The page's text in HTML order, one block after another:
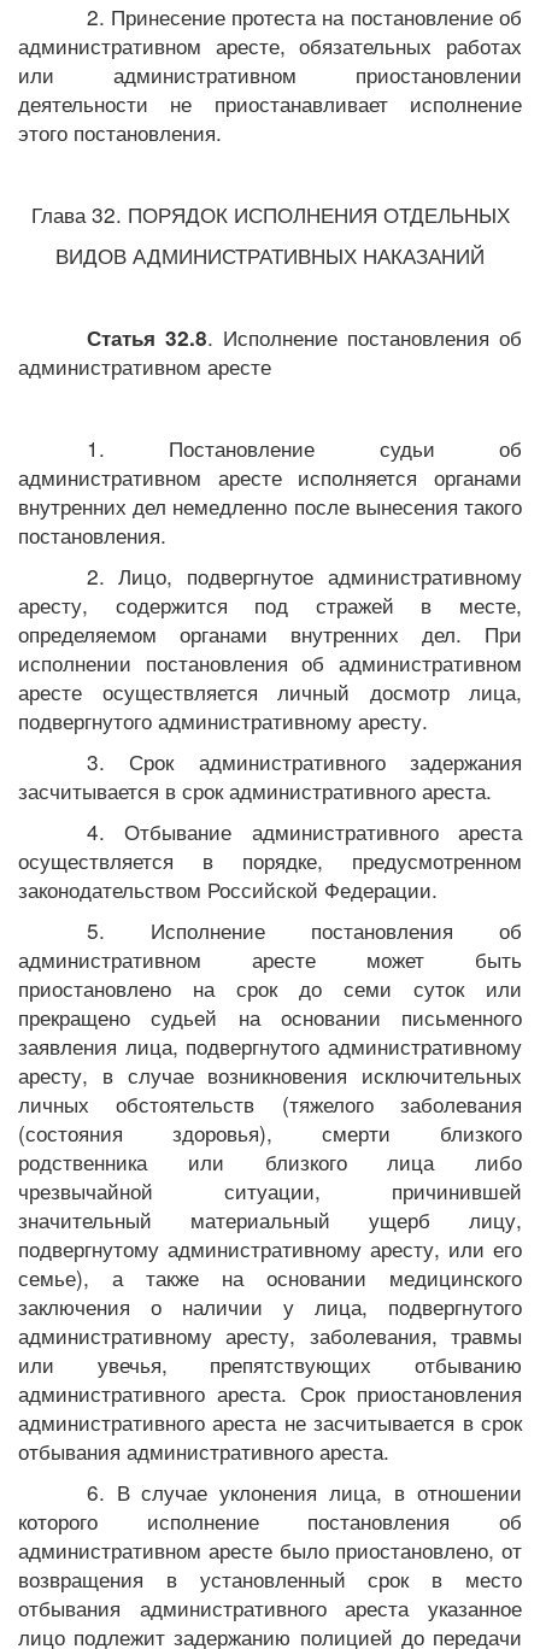
2. Принесение протеста на постановление об
административном аресте, обязательных работах
или административном приостановлении
деятельности не приостанавливает исполнение
этого постановления.
Глава 32. ПОРЯДОК ИСПОЛНЕНИЯ ОТДЕЛЬНЫХ
ВИДОВ АДМИНИСТРАТИВНЫХ НАКАЗАНИЙ
Статья 32.8. Исполнение постановления об
административном аресте
1. Постановление судьи об
административном аресте исполняется органами
внутренних дел немедленно после вынесения такого
постановления.
2. Лицо, подвергнутое административному
аресту, содержится под стражей в месте,
определяемом органами внутренних дел. При
исполнении постановления об административном
аресте осуществляется личный досмотр лица,
подвергнутого административному аресту.
3. Срок административного задержания
засчитывается в срок административного ареста.
4. Отбывание административного ареста
осуществляется в порядке, предусмотренном
законодательством Российской Федерации.
5. Исполнение постановления об
административном аресте может быть
приостановлено на срок до семи суток или
прекращено судьей на основании письменного
заявления лица, подвергнутого административному
аресту, в случае возникновения исключительных
личных обстоятельств (тяжелого заболевания
(состояния здоровья), смерти близкого
родственника или близкого лица либо
чрезвычайной ситуации, причинившей
значительный материальный ущерб лицу,
подвергнутому административному аресту, или его
семье), а также на основании медицинского
заключения о наличии у лица, подвергнутого
административному аресту, заболевания, травмы
или увечья, препятствующих отбыванию
административного ареста. Срок приостановления
административного ареста не засчитывается в срок
отбывания административного ареста.
6. В случае уклонения лица, в отношении
которого исполнение постановления об
административном аресте было приостановлено, от
возвращения в установленный срок в место
отбывания административного ареста указанное
лицо подлежит задержанию полицией до передачи